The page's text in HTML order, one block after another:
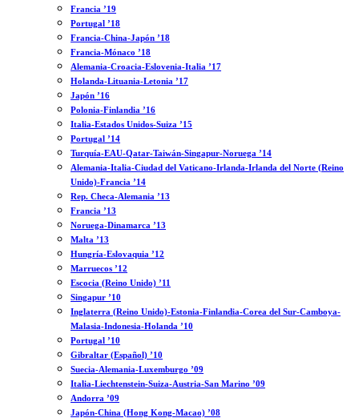
Francia ’19
Portugal ’18
Francia-China-Japón ’18
Francia-Mónaco ’18
Alemania-Croacia-Eslovenia-Italia ’17
Holanda-Lituania-Letonia ’17
Japón ’16
Polonia-Finlandia ’16
Italia-Estados Unidos-Suiza ’15
Portugal ’14
Turquía-EAU-Qatar-Taiwán-Singapur-Noruega ’14
Alemania-Italia-Ciudad del Vaticano-Irlanda-Irlanda del Norte (Reino
Unido)-Francia ’14
Rep. Checa-Alemania ’13
Francia ’13
Noruega-Dinamarca ’13
Malta ’13
Hungría-Eslovaquia ’12
Marruecos ’12
Escocia (Reino Unido) ’11
Singapur ’10
Inglaterra (Reino Unido)-Estonia-Finlandia-Corea del Sur-Camboya-
Malasia-Indonesia-Holanda ’10
Portugal ’10
Gibraltar (Español) ’10
Suecia-Alemania-Luxemburgo ’09
Italia-Liechtenstein-Suiza-Austria-San Marino ’09
Andorra ’09
Japón-China (Hong Kong-Macao) ’08